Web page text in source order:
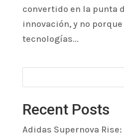
convertido en la punta
innovación, y no
tecnologías...
Recent Posts
Adidas Supernova